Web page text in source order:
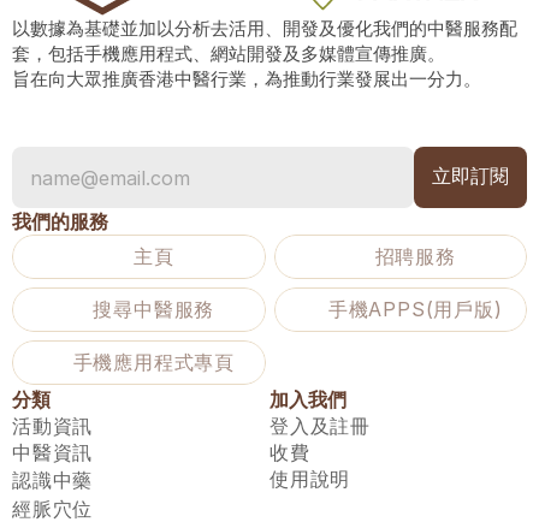
以數據為基礎並加以分析去活用、開發及優化我們的中醫服務配
套，包括手機應用程式、網站開發及多媒體宣傳推廣。
旨在向大眾推廣香港中醫行業，為推動行業發展出一分力。
我們的服務
主頁
招聘服務
搜尋中醫服務 手機APPS(用戶版)
手機應用程式專頁
分類
活動資訊
中醫資訊
認識中藥
經脈穴位
加入我們
登入及註冊
收費
使用說明